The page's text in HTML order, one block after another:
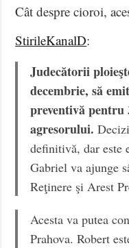
Cât despre cioroi,
StirileKanalD:
Judecătorii
decembrie, să
preventivă pentru
agresorului.
definitivă, dar este
Gabriel va ajunge
Reţinere şi Arest
Acesta va putea
Prahova. Robert